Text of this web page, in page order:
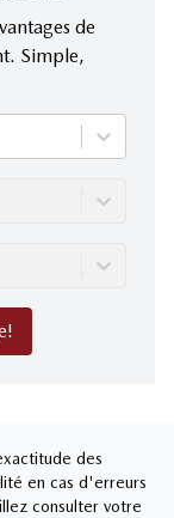
de
Simple,
des
en cas d'erreurs
consulter votre